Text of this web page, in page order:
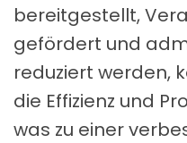
bereitgestellt,
gefördert und
reduziert werden,
die Effizienz und
was zu einer